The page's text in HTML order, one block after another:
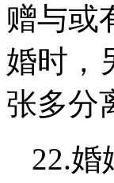
赠与或
婚时，
张多分
22.婚